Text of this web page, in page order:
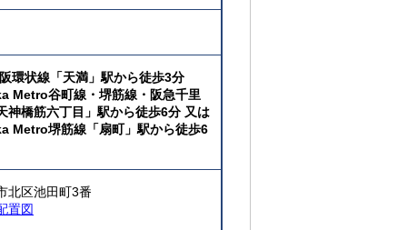
環状線「天満」駅から徒歩3分
Metro谷町線・堺筋線・阪急千里
神橋筋六丁目」駅から徒歩6分 又は
Metro堺筋線「扇町」駅から徒歩6
北区池田町3番
置図